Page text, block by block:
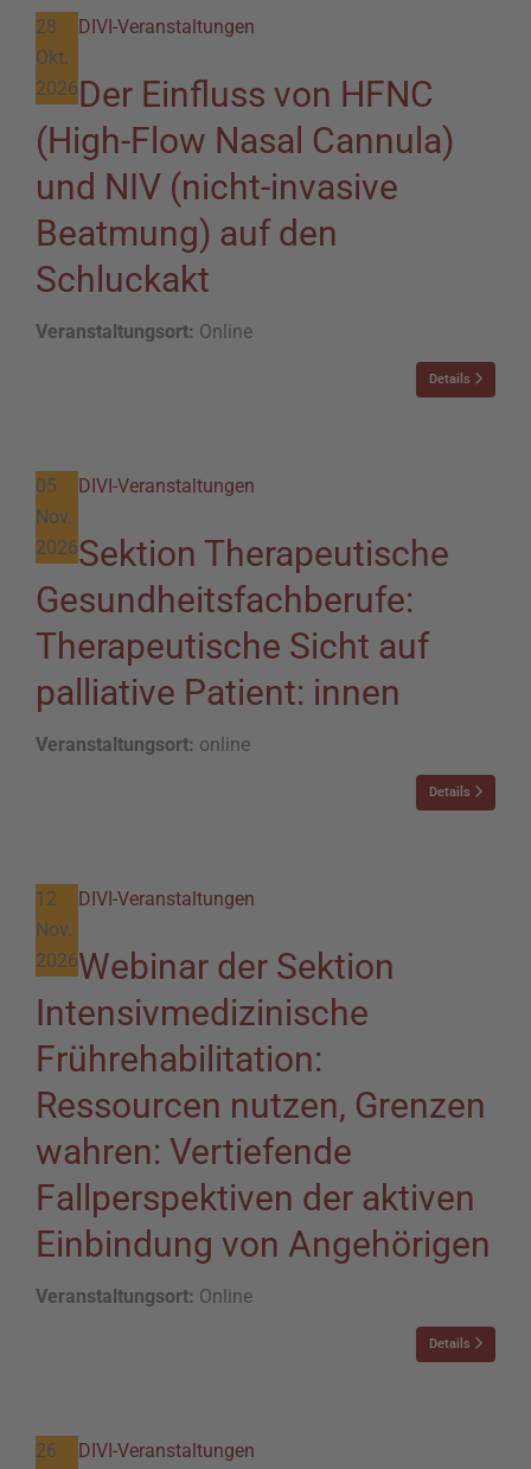
28
Okt.
2026
DIVI-Veranstaltungen
Der Einfluss von HFNC
(High-Flow Nasal Cannula)
und NIV (nicht-invasive
Beatmung) auf den
Schluckakt
Veranstaltungsort: Online
Details
05
Nov.
2026
DIVI-Veranstaltungen
Sektion Therapeutische
Gesundheitsfachberufe:
Therapeutische Sicht auf
palliative Patient: innen
Veranstaltungsort: online
Details
12
Nov.
2026
DIVI-Veranstaltungen
Webinar der Sektion
Intensivmedizinische
Frührehabilitation:
Ressourcen nutzen, Grenzen
wahren: Vertiefende
Fallperspektiven der aktiven
Einbindung von Angehörigen
Veranstaltungsort: Online
Details
26
DIVI-Veranstaltungen